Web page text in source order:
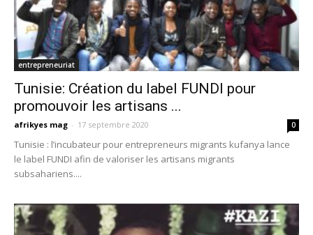
entrepreneuriat
Tunisie: Création du label FUNDI pour
promouvoir les artisans ...
afrikyes mag - 17 septembre 2020 0
Tunisie : l’incubateur pour entrepreneurs migrants kufanya lance
le label FUNDI afin de valoriser les artisans migrants
subsahariens....